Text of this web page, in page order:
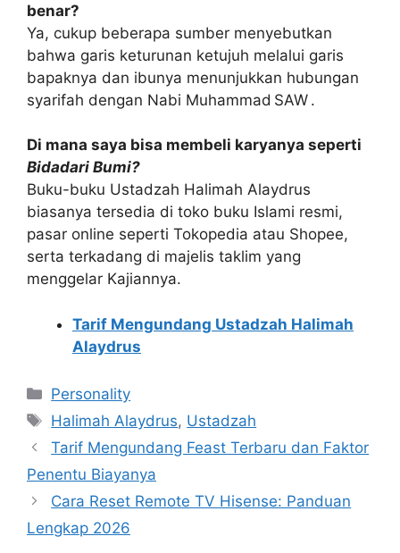
benar?
Ya, cukup beberapa sumber menyebutkan
bahwa garis keturunan ketujuh melalui garis
bapaknya dan ibunya menunjukkan hubungan
syarifah dengan Nabi Muhammad SAW .
Di mana saya bisa membeli karyanya seperti
Bidadari Bumi?
Buku-buku Ustadzah Halimah Alaydrus
biasanya tersedia di toko buku Islami resmi,
pasar online seperti Tokopedia atau Shopee,
serta terkadang di majelis taklim yang
menggelar Kajiannya.
Tarif Mengundang Ustadzah Halimah
Alaydrus
Kategori
Personality
Tag
Halimah Alaydrus, Ustadzah
Tarif Mengundang Feast Terbaru dan Faktor
Penentu Biayanya
Cara Reset Remote TV Hisense: Panduan
Lengkap 2026